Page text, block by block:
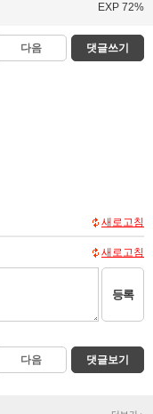
EXP 72%
다음 댓글쓰기
새로고침
새로고침
등록
다음 댓글보기